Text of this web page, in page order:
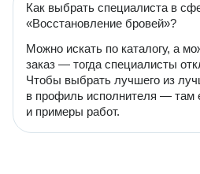
Как выбрать специалиста в
«Восстановление бровей»?
Можно искать по каталогу, а
заказ — тогда специалисты
Чтобы выбрать лучшего из
в профиль исполнителя — там
и примеры работ.